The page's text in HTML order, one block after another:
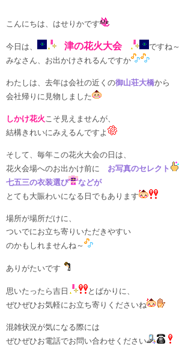
こんにちは、はせりかです
今日は、 津の花火大会
ですね～
みなさん、お出かけされるんですか
わたしは、去年は会社の近くの御山荘大橋から
会社帰りに見物しました
しかけ花火こそ見えませんが、
結構きれいにみえるんですよ
そして、毎年この花火大会の日は、
花火会場へのお出かけ前に お写真のセレクト
七五三の衣装選び
などが
とても大賑わいになる日でもあります
場所が場所だけに、
ついでにお立ち寄りいただきやすい
のかもしれませんね～
ありがたいです
思いたったら吉日
とばかりに、
ぜひぜひお気軽にお立ち寄りくださいね
混雑状況が気になる際には
ぜひぜひお電話でお問い合わせください